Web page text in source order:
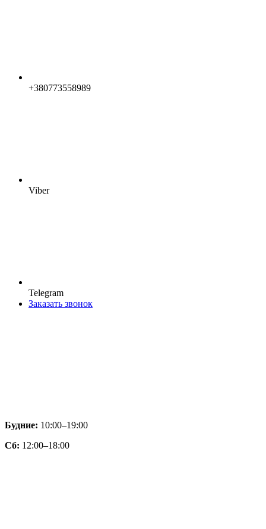
+380773558989
Viber
Telegram
Заказать звонок
Будние: 10:00–19:00
Сб: 12:00–18:00